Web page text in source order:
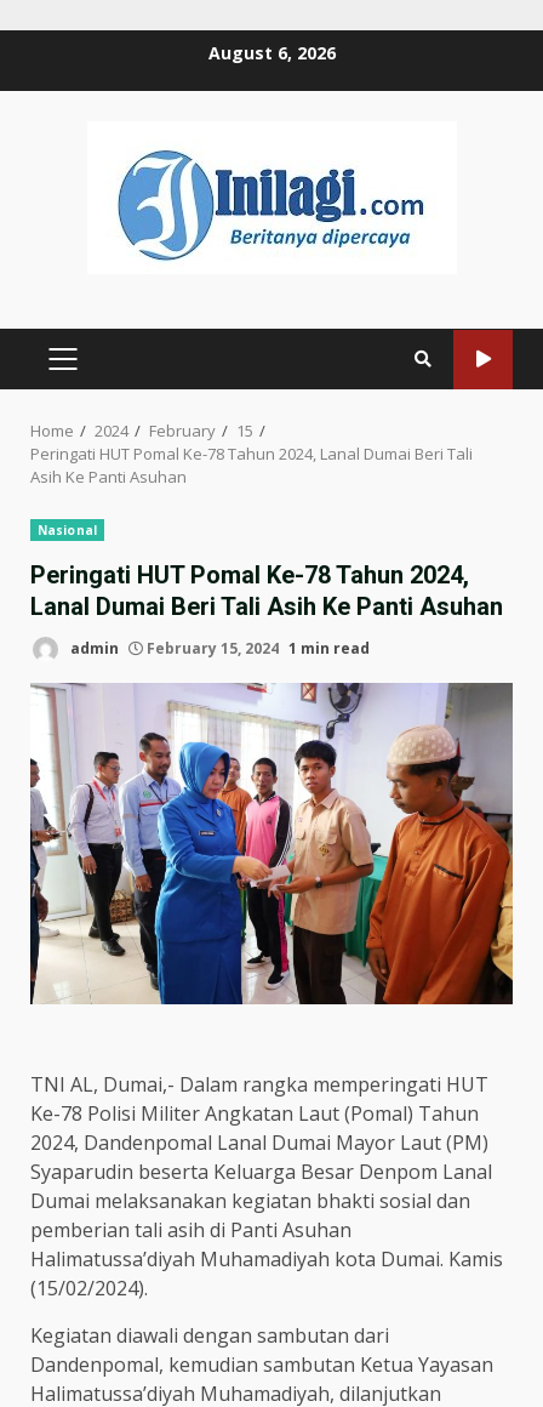
August 6, 2026
PRIMARY
Home 2024 February
15
Peringati HUT Pomal Ke-78 Tahun 2024, Lanal Dumai Beri Tali
Asih Ke Panti Asuhan
Nasional
Peringati HUT Pomal Ke-78 Tahun 2024,
Lanal Dumai Beri Tali Asih Ke Panti Asuhan
admin February 15, 2024 1 min read
TNI AL, Dumai,- Dalam rangka memperingati HUT
Ke-78 Polisi Militer Angkatan Laut (Pomal) Tahun
2024, Dandenpomal Lanal Dumai Mayor Laut (PM)
Syaparudin beserta Keluarga Besar Denpom Lanal
Dumai melaksanakan kegiatan bhakti sosial dan
pemberian tali asih di Panti Asuhan
Halimatussa’diyah Muhamadiyah kota Dumai. Kamis
(15/02/2024).
Kegiatan diawali dengan sambutan dari
Dandenpomal, kemudian sambutan Ketua Yayasan
Halimatussa’diyah Muhamadiyah, dilanjutkan